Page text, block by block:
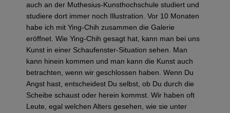
auch an der Muthesius-Kunsthochschule studiert und
studiere dort immer noch Illustration. Vor 10 Monaten
habe ich mit Ying-Chih zusammen die Galerie
eröffnet. Wie Ying-Chih gesagt hat, kann man bei uns
Kunst in einer Schaufenster-Situation sehen. Man
kann hinein kommen und man kann die Kunst auch
betrachten, wenn wir geschlossen haben. Wenn Du
Angst hast, entscheidest Du selbst, ob Du durch die
Scheibe schaust oder herein kommst. Wir haben oft
Leute, egal welchen Alters gesehen, wie sie unter